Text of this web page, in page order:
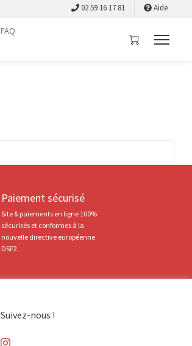
02 59 16 17 81 Aide
FAQ
Paiement sécurisé
Site & paiements en ligne 100%
sécurisés et conformes à la
nouvelle directive européenne
DSP2.
Suivez-nous !